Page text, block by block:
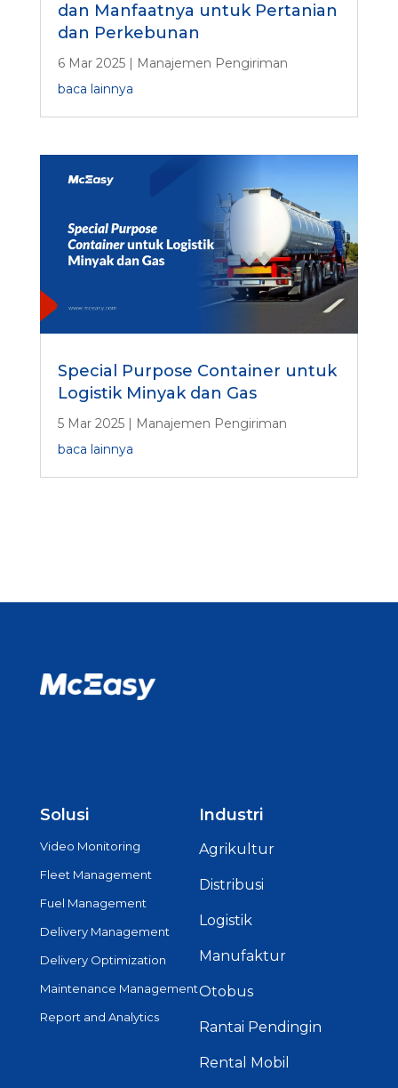
dan Manfaatnya untuk Pertanian
dan Perkebunan
6 Mar 2025|
Manajemen Pengiriman
baca lainnya
Special Purpose Container untuk
Logistik Minyak dan Gas
5 Mar 2025| Manajemen Pengiriman
baca lainnya
Solusi
Video Monitoring
Fleet Management
Fuel Management
Delivery Management
Delivery Optimization
Maintenance Management
Report and Analytics
Industri
Agrikultur
Distribusi
Logistik
Manufaktur
Otobus
Rantai Pendingin
Rental Mobil